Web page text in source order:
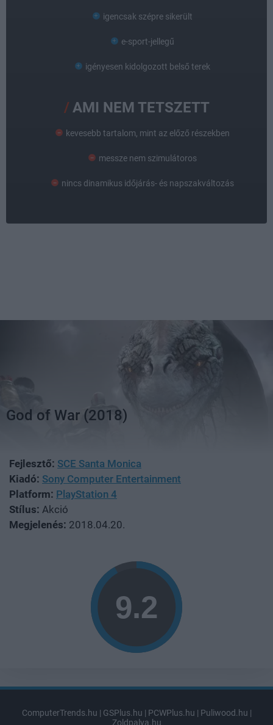
igencsak szépre sikerült
e-sport-jellegű
igényesen kidolgozott belső terek
AMI NEM TETSZETT
kevesebb tartalom, mint az előző részekben
messze nem szimulátoros
nincs dinamikus időjárás- és napszakváltozás
God of War (2018)
Fejlesztő: SCE Santa Monica
Kiadó: Sony Computer Entertainment
Platform: PlayStation 4
Stílus: Akció
Megjelenés: 2018.04.20.
ComputerTrends.hu | GSPlus.hu | PCWPlus.hu | Puliwood.hu |
Zoldpalya.hu